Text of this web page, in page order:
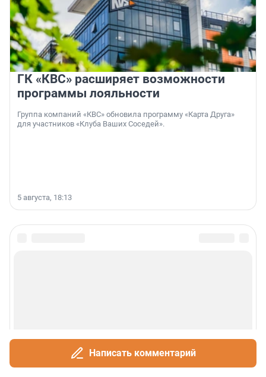
ГК «КВС» расширяет возможности
программы лояльности
Группа компаний «КВС» обновила программу «Карта Друга»
для участников «Клуба Ваших Соседей».
5 августа, 18:13
Написать комментарий